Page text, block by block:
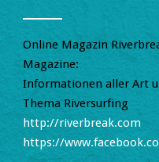
Online Magazin
Magazine:
Informationen aller Art
Thema Riversurfing
http://riverbreak.com
https://